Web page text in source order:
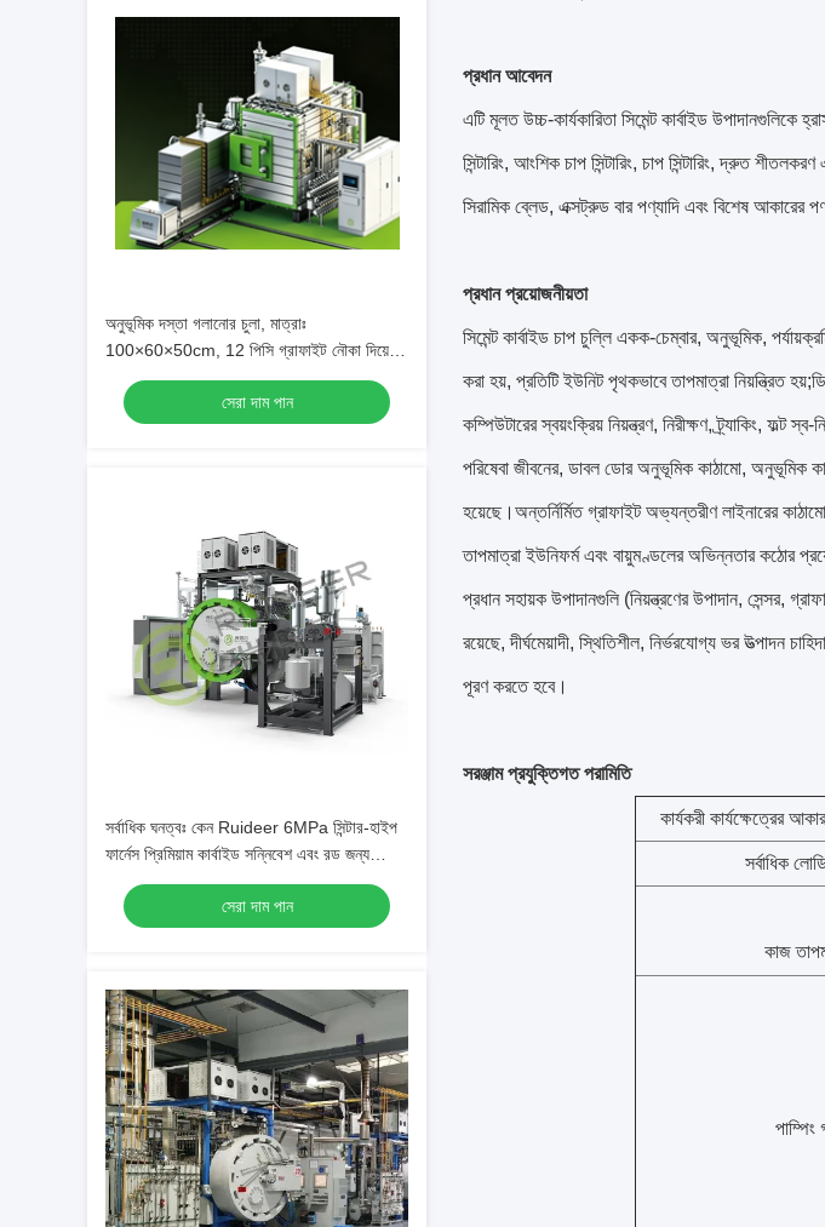
অনুভূমিক দস্তা গলানোর চুলা, মাত্রাঃ
100×60×50cm, 12 পিসি গ্রাফাইট নৌকা দিয়ে
সজ্জিত
সেরা দাম পান
সর্বাধিক ঘনত্বঃ কেন Ruideer 6MPa সিন্টার-হাইপ
ফার্নেস প্রিমিয়াম কার্বাইড সন্নিবেশ এবং রড জন্য
চূড়ান্ত সমাধান
সেরা দাম পান
প্রধান আবেদন
এটি মূলত উচ্চ-কার্যকারিতা সিমেন্ট কার্বাইড উপাদানগুলিকে
সিন্টারিং, আংশিক চাপ সিন্টারিং, চাপ সিন্টারিং, দ্রুত
সিরামিক ব্লেড, এক্সট্রুড বার পণ্যাদি এবং বিশেষ আকারের
প্রধান প্রয়োজনীয়তা
সিমেন্ট কার্বাইড চাপ চুল্লি একক-চেম্বার, অনুভূমিক,
করা হয়, প্রতিটি ইউনিট পৃথকভাবে তাপমাত্রা নিয়ন্ত্রিত
কম্পিউটারের স্বয়ংক্রিয় নিয়ন্ত্রণ, নিরীক্ষণ, ট্র্যাকিং, ফল্ট
পরিষেবা জীবনের, ডাবল ডোর অনুভূমিক কাঠামো, অনুভূমিক
হয়েছে।অন্তর্নির্মিত গ্রাফাইট অভ্যন্তরীণ লাইনারের
তাপমাত্রা ইউনিফর্ম এবং বায়ুমণ্ডলের অভিন্নতার কঠোর
প্রধান সহায়ক উপাদানগুলি (নিয়ন্ত্রণের উপাদান, সেন্সর,
রয়েছে, দীর্ঘমেয়াদী, স্থিতিশীল, নির্ভরযোগ্য ভর উত্পাদন
পূরণ করতে হবে।
সরঞ্জাম প্রযুক্তিগত পরামিতি
কার্যকরী কার্যক্ষেত্রের
সর্বাধিক
কাজ
পাম্পিং